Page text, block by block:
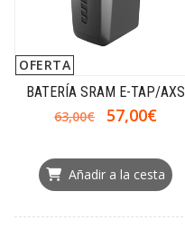
OFERTA
BATERÍA SRAM E-TAP/AXS
63,00€
57,00€
Añadir a la cesta